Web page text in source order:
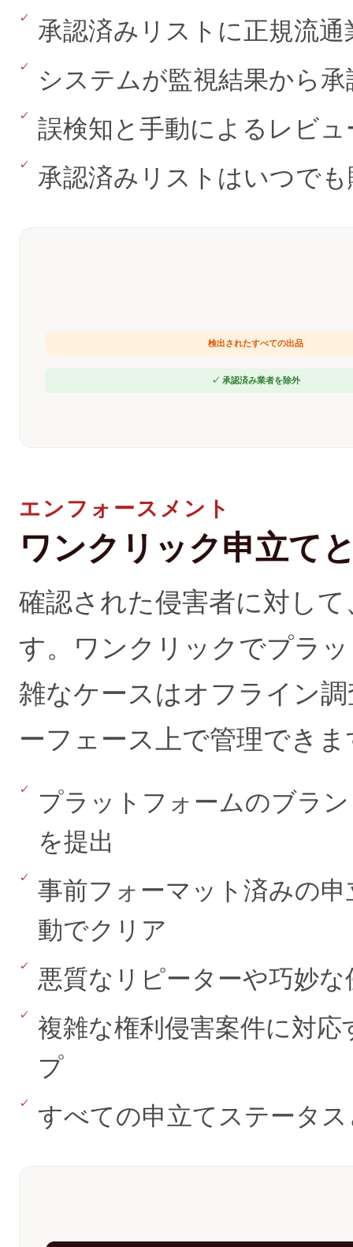
承認済みリストに正規流
システムが監視結果から
誤検知と手動によるレビ
承認済みリストはいつで
検出されたすべての出品
✓ 承認済み業者を除外
エンフォースメント
ワンクリック申立て
確認された侵害者に対し
す。ワンクリックでプラ
雑なケースはオフライン
ーフェース上で管理できま
プラットフォームのブラ
を提出
事前フォーマット済みの
動でクリア
悪質なリピーターや巧妙
複雑な権利侵害案件に対
プ
すべての申立てステータ